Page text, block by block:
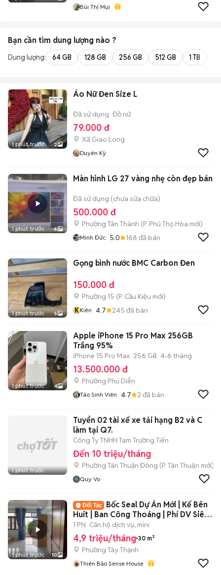
Bùi Thị Mụi
Bạn cần tìm dung lượng nào ?
Dung lượng: 64 GB 128 GB 256 GB 512 GB 1 TB
1 phút trước 2
Áo Nữ Đen Size L
Đã sử dụng Đồ nữ
79.000 đ
Xã Giao Long
Duyên Kỳ
1 phút trước 6
Màn hình LG 27 vàng nhẹ còn đẹp bán
Đã sử dụng (chưa sửa chữa)
500.000 đ
Phường Tân Thành (P. Phú Thọ Hòa mới)
Minh Đức 5.0 168 đã bán
1 phút trước 5
Gọng bình nước BMC Carbon Đen
150.000 đ
Phường 15 (P. Cầu Kiệu mới)
KKiên 4.7 245 đã bán
1 phút trước 4
Apple iPhone 15 Pro Max 256GB
Trắng 95%
iPhone 15 Pro Max 256 GB 4-6 tháng
13.500.000 đ
Phường Phú Diễn
Táo Sinh Viên 4.7 2 đã bán
1 phút trước
Tuyển 02 tài xế xe tải hạng B2 và C
làm tại Q7.
Công Ty TNHH Tam Trường Tiến
Đến 10 triệu/tháng
Phường Tân Thuận Đông (P. Tân Thuận mới)
Quy Vo
1 phút trước 10
Bốc Seal Dự Án Mới | Kế Bên
Huit | Ban Công Thoáng | Phí DV Siêu
Rẻ
1 PN Căn hộ dịch vụ, mini
4,9 triệu/tháng 30 m²
Phường Tây Thạnh
Thiên Bảo Sense House